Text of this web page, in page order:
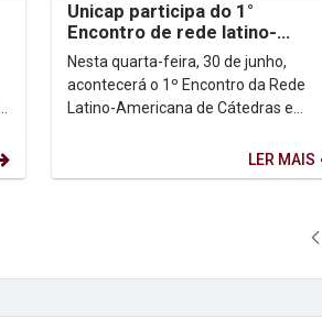
Unicap participa do 1°
Encontro de rede latino-
americana de cátedras
Nesta quarta-feira, 30 de junho,
acontecerá o 1º Encontro da Rede
Latino-Americana de Cátedras e
LER MAIS